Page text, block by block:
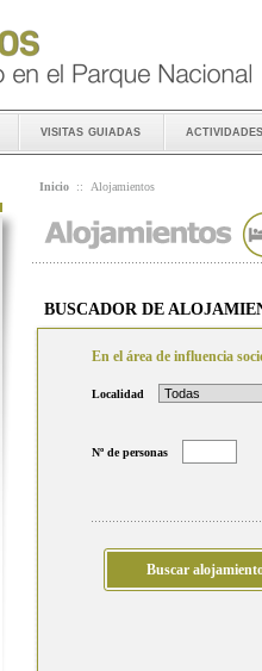
visitas guiadas actividades
Inicio :: Alojamientos
BUSCADOR DE
En el área de influencia
Localidad
Nº de personas